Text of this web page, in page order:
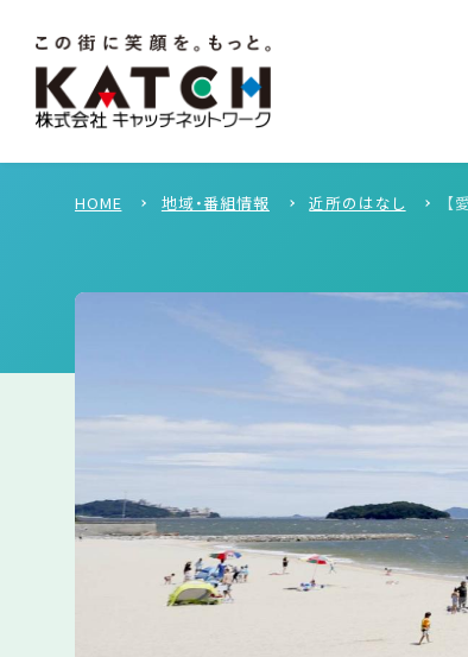
HOME 地域・番組情報 近所のはなし 【